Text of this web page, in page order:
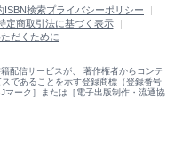
ISBN検索プライバシーポリシー
定商取引法に基づく表示
だくために
配信サービスが、 著作権者からコンテ
であることを示す登録商標（登録番号
ーク］または［電子出版制作・流通協